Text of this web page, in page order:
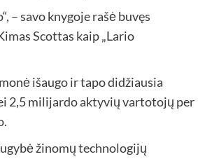
– savo knygoje rašė buvęs
Scottas kaip „Lario
išaugo ir tapo didžiausia
2,5 milijardo aktyvių vartotojų per
žinomų technologijų